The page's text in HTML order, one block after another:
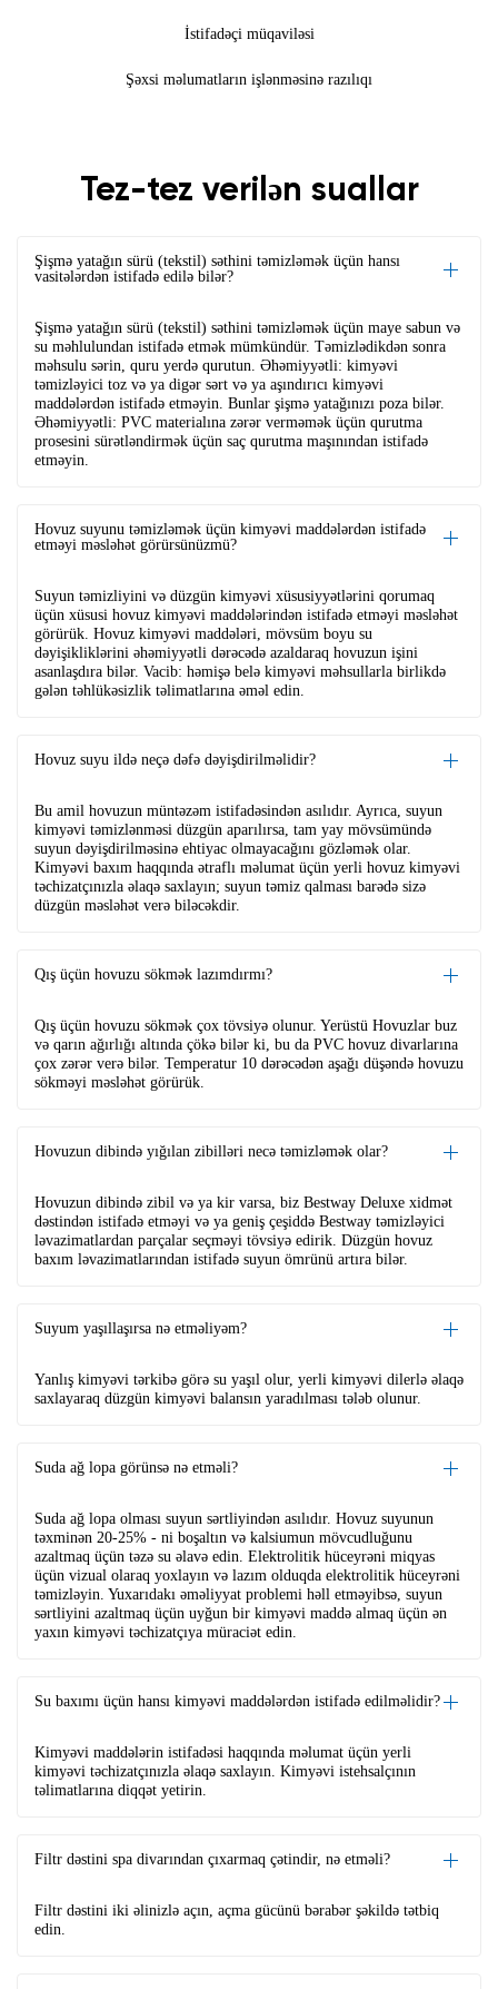
İstifadəçi müqaviləsi
Şəxsi məlumatların işlənməsinə razılıqı
Tez-tez verilən suallar
Şişmə yatağın sürü (tekstil) səthini təmizləmək üçün hansı
vasitələrdən istifadə edilə bilər?
Şişmə yatağın sürü (tekstil) səthini təmizləmək üçün maye sabun və
su məhlulundan istifadə etmək mümkündür. Təmizlədikdən sonra
məhsulu sərin, quru yerdə qurutun. Əhəmiyyətli: kimyəvi
təmizləyici toz və ya digər sərt və ya aşındırıcı kimyəvi
maddələrdən istifadə etməyin. Bunlar şişmə yatağınızı poza bilər.
Əhəmiyyətli: PVC materialına zərər verməmək üçün qurutma
prosesini sürətləndirmək üçün saç qurutma maşınından istifadə
etməyin.
Hovuz suyunu təmizləmək üçün kimyəvi maddələrdən istifadə
etməyi məsləhət görürsünüzmü?
Suyun təmizliyini və düzgün kimyəvi xüsusiyyətlərini qorumaq
üçün xüsusi hovuz kimyəvi maddələrindən istifadə etməyi məsləhət
görürük. Hovuz kimyəvi maddələri, mövsüm boyu su
dəyişikliklərini əhəmiyyətli dərəcədə azaldaraq hovuzun işini
asanlaşdıra bilər. Vacib: həmişə belə kimyəvi məhsullarla birlikdə
gələn təhlükəsizlik təlimatlarına əməl edin.
Hovuz suyu ildə neçə dəfə dəyişdirilməlidir?
Bu amil hovuzun müntəzəm istifadəsindən asılıdır. Ayrıca, suyun
kimyəvi təmizlənməsi düzgün aparılırsa, tam yay mövsümündə
suyun dəyişdirilməsinə ehtiyac olmayacağını gözləmək olar.
Kimyəvi baxım haqqında ətraflı məlumat üçün yerli hovuz kimyəvi
təchizatçınızla əlaqə saxlayın; suyun təmiz qalması barədə sizə
düzgün məsləhət verə biləcəkdir.
Qış üçün hovuzu sökmək lazımdırmı?
Qış üçün hovuzu sökmək çox tövsiyə olunur. Yerüstü Hovuzlar buz
və qarın ağırlığı altında çökə bilər ki, bu da PVC hovuz divarlarına
çox zərər verə bilər. Temperatur 10 dərəcədən aşağı düşəndə hovuzu
sökməyi məsləhət görürük.
Hovuzun dibində yığılan zibilləri necə təmizləmək olar?
Hovuzun dibində zibil və ya kir varsa, biz Bestway Deluxe xidmət
dəstindən istifadə etməyi və ya geniş çeşiddə Bestway təmizləyici
ləvazimatlardan parçalar seçməyi tövsiyə edirik. Düzgün hovuz
baxım ləvazimatlarından istifadə suyun ömrünü artıra bilər.
Suyum yaşıllaşırsa nə etməliyəm?
Yanlış kimyəvi tərkibə görə su yaşıl olur, yerli kimyəvi dilerlə əlaqə
saxlayaraq düzgün kimyəvi balansın yaradılması tələb olunur.
Suda ağ lopa görünsə nə etməli?
Suda ağ lopa olması suyun sərtliyindən asılıdır. Hovuz suyunun
təxminən 20-25% - ni boşaltın və kalsiumun mövcudluğunu
azaltmaq üçün təzə su əlavə edin. Elektrolitik hüceyrəni miqyas
üçün vizual olaraq yoxlayın və lazım olduqda elektrolitik hüceyrəni
təmizləyin. Yuxarıdakı əməliyyat problemi həll etməyibsə, suyun
sərtliyini azaltmaq üçün uyğun bir kimyəvi maddə almaq üçün ən
yaxın kimyəvi təchizatçıya müraciət edin.
Su baxımı üçün hansı kimyəvi maddələrdən istifadə edilməlidir?
Kimyəvi maddələrin istifadəsi haqqında məlumat üçün yerli
kimyəvi təchizatçınızla əlaqə saxlayın. Kimyəvi istehsalçının
təlimatlarına diqqət yetirin.
Filtr dəstini spa divarından çıxarmaq çətindir, nə etməli?
Filtr dəstini iki əlinizlə açın, açma gücünü bərabər şəkildə tətbiq
edin.